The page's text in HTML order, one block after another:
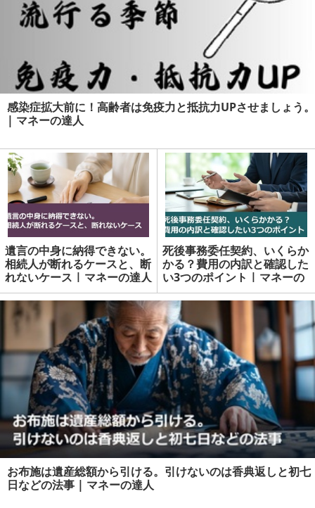
感染症拡大前に！高齢者は免疫力と抵抗力UPさせましょう。
| マネーの達人
遺言の中身に納得できない。
相続人が断れるケースと、断
れないケース | マネーの達人
死後事務委任契約、いくらか
かる？費用の内訳と確認した
い3つのポイント | マネーの
達人
お布施は遺産総額から引ける。引けないのは香典返しと初七
日などの法事 | マネーの達人